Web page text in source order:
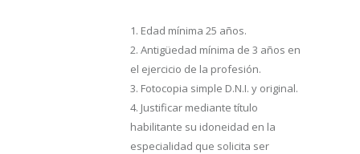
1. Edad mínima 25 años.
2. Antigüedad mínima de 3 años en
el ejercicio de la profesión.
3. Fotocopia simple D.N.I. y original.
4. Justificar mediante título
habilitante su idoneidad en la
especialidad que solicita ser